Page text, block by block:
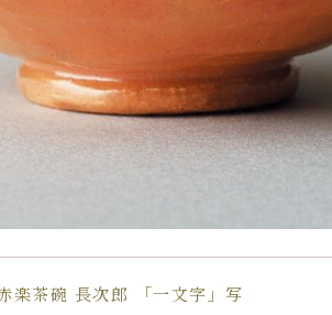
楽茶碗 長次郎 「一文字」写